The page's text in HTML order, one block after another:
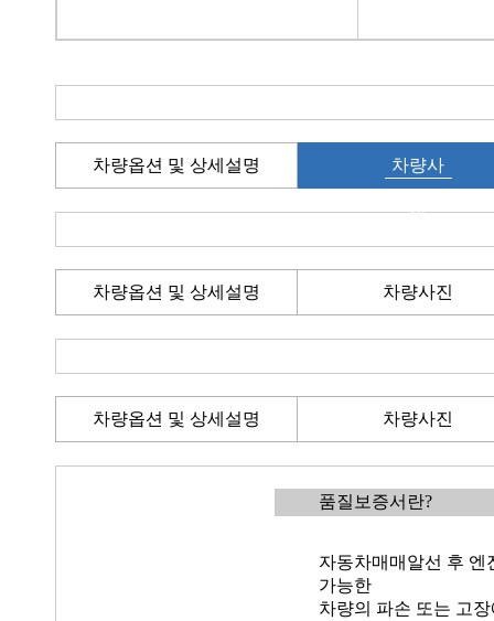
차량옵션 및 상세설명 차량사
진
차량옵션 및 상세설명 차량사진
차량옵션 및 상세설명 차량사진
품질보증서란?
자동차매매알선 후 엔
가능한
차량의 파손 또는 고